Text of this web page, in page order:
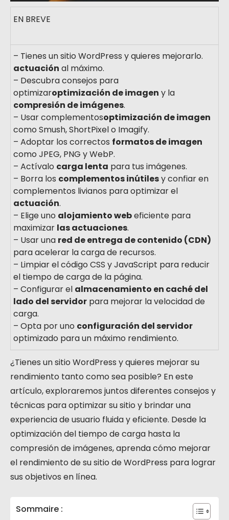
EN BREVE
– Tienes un sitio WordPress y quieres mejorarlo.
actuación al máximo.
– Descubra consejos para
optimizaroptimización de imagen y la
compresión de imágenes.
– Usar complementosoptimización de imagen
como Smush, ShortPixel o Imagify.
– Adoptar los correctos formatos de imagen
como JPEG, PNG y WebP.
– Actívalo carga lenta para tus imágenes.
– Borra los complementos inútilesy confiar en
complementos livianos para optimizar el
actuación.
– Elige uno alojamiento webeficiente para
maximizar las actuaciones.
– Usar una red de entrega de contenido (CDN)
para acelerar la carga de recursos.
– Limpiar el código CSS y JavaScript para reducir
el tiempo de carga de la página.
– Configurar el almacenamiento en caché del
lado del servidor para mejorar la velocidad de
carga.
– Opta por uno configuración del servidor
optimizado para un máximo rendimiento.
¿Tienes un sitio WordPress y quieres mejorar su
rendimiento tanto como sea posible? En este
artículo, exploraremos juntos diferentes consejos y
técnicas para optimizar su sitio y brindar una
experiencia de usuario fluida y eficiente. Desde la
optimización del tiempo de carga hasta la
compresión de imágenes, aprenda cómo mejorar
el rendimiento de su sitio de WordPress para lograr
sus objetivos en línea.
Sommaire :